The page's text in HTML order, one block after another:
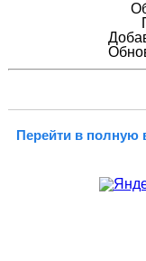
Перейти в полную